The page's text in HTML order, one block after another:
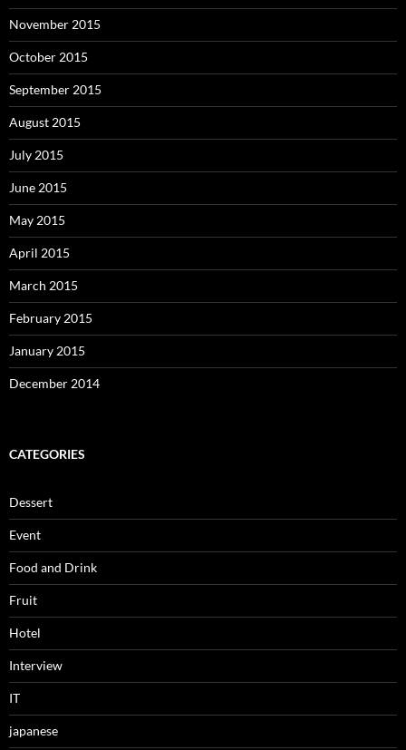
November 2015
October 2015
September 2015
August 2015
July 2015
June 2015
May 2015
April 2015
March 2015
February 2015
January 2015
December 2014
CATEGORIES
Dessert
Event
Food and Drink
Fruit
Hotel
Interview
IT
japanese